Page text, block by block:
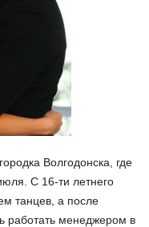
Волгодонска, где
С 16-ти летнего
танцев, а после
работать менеджером в